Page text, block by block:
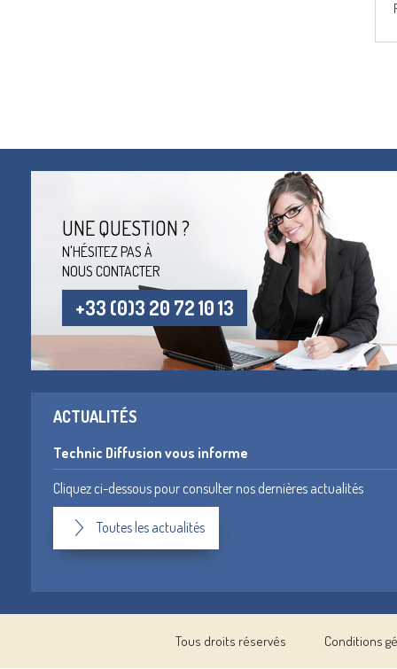
UNE QUESTION ?
N'HÉSITEZ PAS À
NOUS CONTACTER
+33 (0)3 20 72 10 13
ACTUALITÉS
Technic Diffusion vous informe
Cliquez ci-dessous pour consulter nos dernières actualités
Toutes les actualités
Tous droits réservés Conditions